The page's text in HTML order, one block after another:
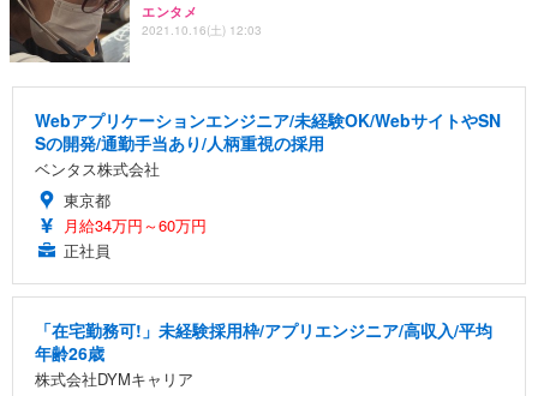
エンタメ
2021.10.16(土) 12:03
Webアプリケーションエンジニア/未経験OK/WebサイトやSN
Sの開発/通勤手当あり/人柄重視の採用
ベンタス株式会社
東京都
月給34万円～60万円
正社員
「在宅勤務可!」未経験採用枠/アプリエンジニア/高収入/平均
年齢26歳
株式会社DYMキャリア